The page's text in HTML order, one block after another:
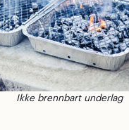
Ikke brennbart underlag